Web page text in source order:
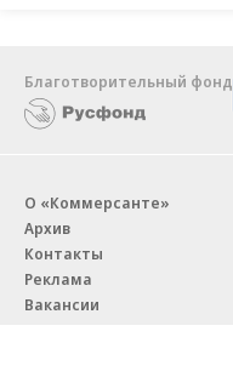
Благотворительный фонд
О «Коммерсанте»
Архив
Контакты
Реклама
Вакансии